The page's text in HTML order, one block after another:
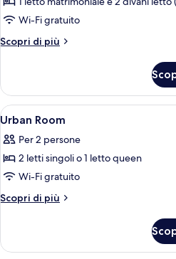
familiare
Wi-Fi gratuito
Scopri di più
Altri
familiare
(Deluxe)
Apri
tutte
le
foto
per
Urban
4
Urban Room
Per 2 persone
2 letti singoli o 1 letto queen
Wi-Fi gratuito
Scopri di più
Altri
Room